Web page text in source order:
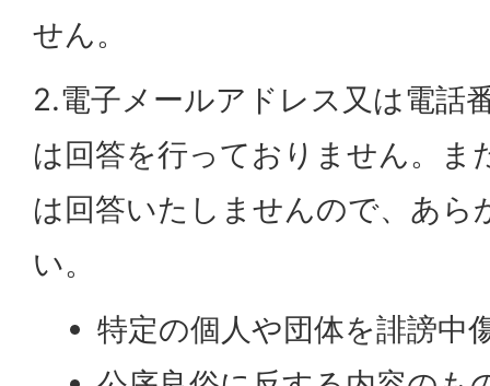
せん。
2.電子メールアドレス又は電話
は回答を行っておりません。ま
は回答いたしませんので、あら
い。
特定の個人や団体を誹謗中